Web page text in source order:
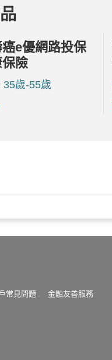
e優網路投保
險
35歲-55歲
常見問題 金融友善服務